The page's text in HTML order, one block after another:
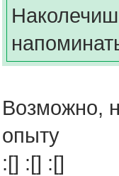
Возможно,
опыту
:[] :[] :[]